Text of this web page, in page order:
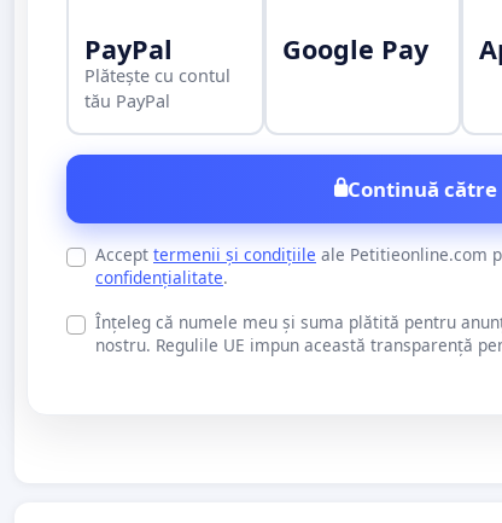
PayPal
Plătește cu contul
tău PayPal
Google Pay
Continuă către
Accept termenii și condițiile ale Petitieonline.com
confidențialitate.
Înțeleg că numele meu și suma plătită pentru
nostru. Regulile UE impun această transparență